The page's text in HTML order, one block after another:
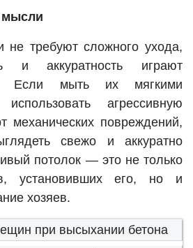
мысли
не требуют сложного ухода,
и аккуратность играют
Если мыть их мягкими
агрессивную
механических повреждений,
свежо и аккуратно
потолок — это не только
установивших его, но и
хозяев.
при высыхании бетона